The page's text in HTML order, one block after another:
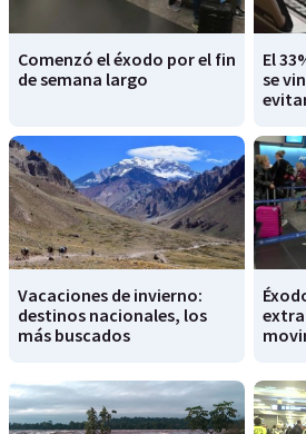
Comenzó el éxodo por el fin
de semana largo
El
se
Vacaciones de invierno:
destinos nacionales, los
más buscados